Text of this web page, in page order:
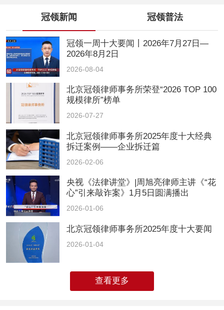
冠领新闻 冠领普法
冠领一周十大要闻丨2026年7月27日—
2026年8月2日
2026-08-04
北京冠领律师事务所荣登“2026 TOP 100
规模律所”榜单
2026-07-27
北京冠领律师事务所2025年度十大经典
拆迁案例——企业拆迁篇
2026-02-06
央视《法律讲堂》|周旭亮律师主讲《“花
心”引来敲诈案》1月5日圆满播出
2026-01-06
北京冠领律师事务所2025年度十大要闻
2026-01-04
查看更多